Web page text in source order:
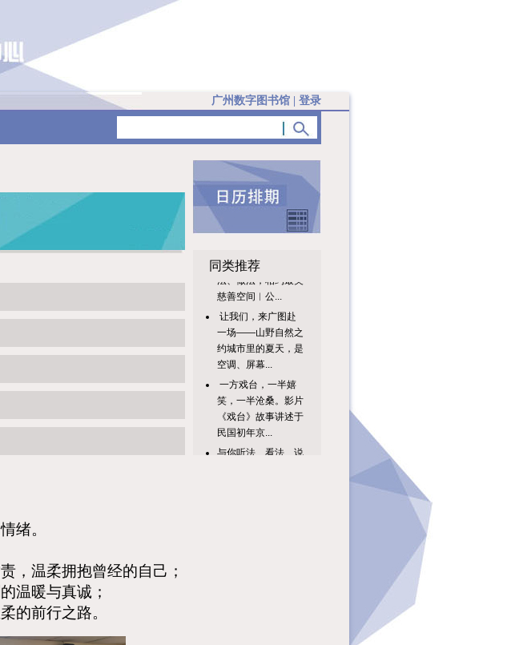
广州数字图书馆 登录
同类推荐
与你听法、看法、说
法、做法，相约最美
慈善空间︱公...
让我们，来广图赴
一场——山野自然之
约城市里的夏天，是
空调、屏幕...
一方戏台，一半嬉
笑，一半沧桑。影片
《戏台》故事讲述于
民国初年京...
与你听法、看法、说
法，探寻解法、想
绪。
，温柔拥抱曾经的自己；
温暖与真诚；
的前行之路。